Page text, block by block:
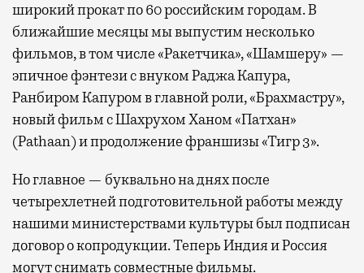
широкий прокат по 60 российским городам. В
ближайшие месяцы мы выпустим несколько
фильмов, в том числе «Ракетчика», «Шамшеру» —
эпичное фэнтези с внуком Раджа Капура,
Ранбиром Капуром в главной роли, «Брахмастру»,
новый фильм с Шахрухом Ханом «Патхан»
(Pathaan) и продолжение франшизы «Тигр 3».
Но главное — буквально на днях после
четырехлетней подготовительной работы между
нашими министерствами культуры был подписан
договор о копродукции. Теперь Индия и Россия
могут снимать совместные фильмы.